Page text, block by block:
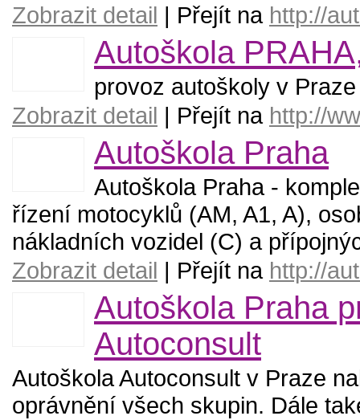
Zobrazit detail | Přejít na http://
Autoškola
provoz autoškoly v
Zobrazit detail | Přejít na http://
Autoškola Praha
Autoškola Praha -
řízení motocyklů (AM, A1, A),
nákladních vozidel (C) a
Zobrazit detail | Přejít na http://
Autoškola Praha
Autoconsult
Autoškola Autoconsult v Praze
oprávnění všech skupin. Dále